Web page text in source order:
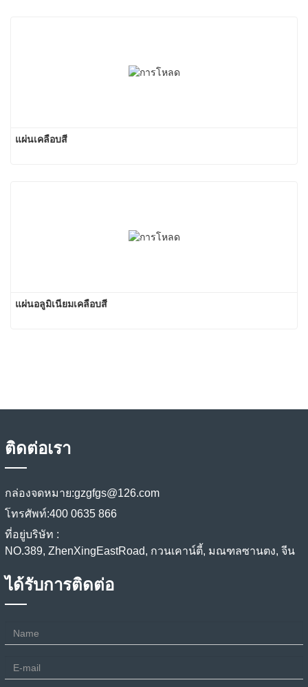
แผ่นเคลือบสี
แผ่นอลูมิเนียมเคลือบสี
ติดต่อเรา
กล่องจดหมาย:gzgfgs@126.com
โทรศัพท์:400 0635 866
ที่อยู่บริษัท :
NO.389, ZhenXingEastRoad, กวนเคาน์ตี้, มณฑลซานตง, จีน
ได้รับการติดต่อ